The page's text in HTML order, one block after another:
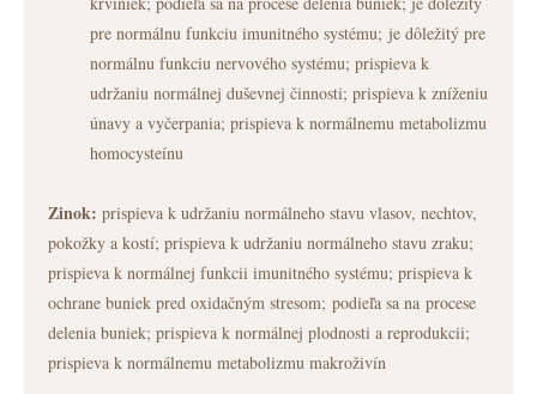
pre normálnu funkciu imunitného systému; je dôležitý pre
normálnu funkciu nervového systému; prispieva k
udržaniu normálnej duševnej činnosti; prispieva k zníženiu
únavy a vyčerpania; prispieva k normálnemu metabolizmu
homocysteínu
Zinok: prispieva k udržaniu normálneho stavu vlasov, nechtov,
pokožky a kostí; prispieva k udržaniu normálneho stavu zraku;
prispieva k normálnej funkcii imunitného systému; prispieva k
ochrane buniek pred oxidačným stresom; podieľa sa na procese
delenia buniek; prispieva k normálnej plodnosti a reprodukcii;
prispieva k normálnemu metabolizmu makroživín